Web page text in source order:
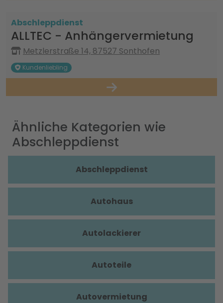
Abschleppdienst
ALLTEC - Anhängervermietung
Metzlerstraße 14, 87527 Sonthofen
Kundenliebling
Ähnliche Kategorien wie
Abschleppdienst
Abschleppdienst
Autohaus
Autolackierer
Autoteile
Autovermietung